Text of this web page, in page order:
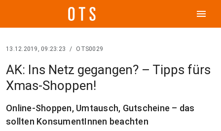
menu
13.12.2019, 09:23:23 / OTS0029
AK: Ins Netz gegangen? – Tipps fürs
Xmas-Shoppen!
Online-Shoppen, Umtausch, Gutscheine – das
sollten KonsumentInnen beachten